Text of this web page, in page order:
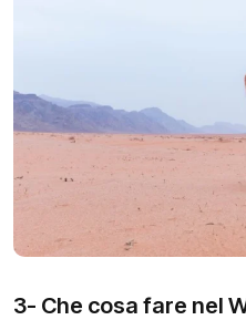
3- Che cosa fare nel